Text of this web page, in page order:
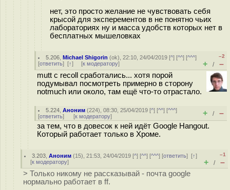
нет, это просто желание не чувствовать себя
крысой для эксперементов в не понятно чьих
лабораториях ну и масса удобств которых нет в
бесплатных мышеловках
5.206 ,Michael Shigorin (ok), 22:10, 24/04/2019 [^] [^^] [^^^]
[ответить] [↑] [к модератору]
–2
+ / –
mutt с recoll сработались... хотя порой
подумывал посмотреть примерно в сторону
notmuch или около, там ещё что-то отрастало.
5.224 ,Аноним (224), 08:30, 25/04/2019 [^] [^^] [^^^]
[ответить] [к модератору] + / –
за тем, что в довесок к ней идёт Google Hangout.
Который работает только в Хроме.
3.203 ,Аноним (15), 21:53, 24/04/2019 [^] [^^] [^^^] [ответить][↑]
[к модератору]
–1
+ / –
> Только никому не рассказывай - почта google
нормально работает в ff.